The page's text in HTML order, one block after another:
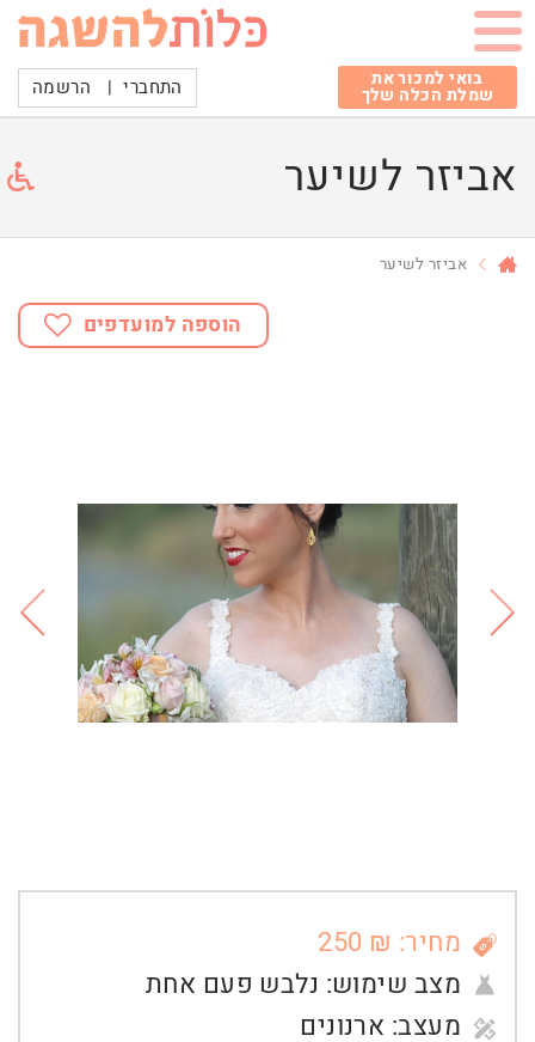
בואי למכור את
שמלת הכלה שלך התחברי | הרשמה
אביזר לשיער
אביזר לשיער
הוספה למועדפים
מחיר: ₪ 250
מצב שימוש: נלבש פעם אחת
מעצב: ארנונים